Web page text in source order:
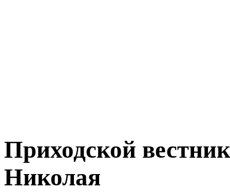
Приходской
Николая